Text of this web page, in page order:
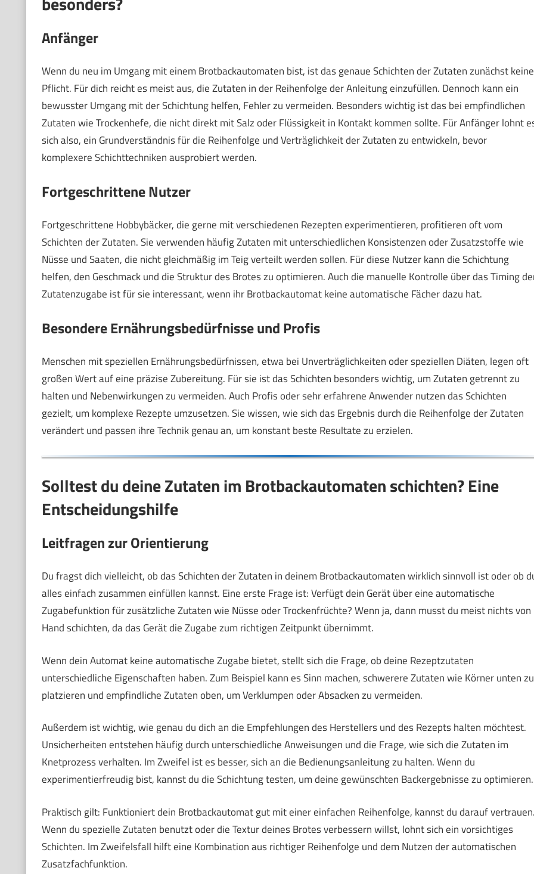
Anfänger
Wenn du neu im Umgang mit einem Brotbackautomaten bist, ist das genaue Schichten der Zutaten zunächst keine
Pflicht. Für dich reicht es meist aus, die Zutaten in der Reihenfolge der Anleitung einzufüllen. Dennoch kann ein
bewusster Umgang mit der Schichtung helfen, Fehler zu vermeiden. Besonders wichtig ist das bei empfindlichen
Zutaten wie Trockenhefe, die nicht direkt mit Salz oder Flüssigkeit in Kontakt kommen sollte. Für Anfänger lohnt
sich also, ein Grundverständnis für die Reihenfolge und Verträglichkeit der Zutaten zu entwickeln, bevor
komplexere Schichttechniken ausprobiert werden.
Fortgeschrittene Nutzer
Fortgeschrittene Hobbybäcker, die gerne mit verschiedenen Rezepten experimentieren, profitieren oft vom
Schichten der Zutaten. Sie verwenden häufig Zutaten mit unterschiedlichen Konsistenzen oder Zusatzstoffe wie
Nüsse und Saaten, die nicht gleichmäßig im Teig verteilt werden sollen. Für diese Nutzer kann die Schichtung
helfen, den Geschmack und die Struktur des Brotes zu optimieren. Auch die manuelle Kontrolle über das Timing
Zutatenzugabe ist für sie interessant, wenn ihr Brotbackautomat keine automatische Fächer dazu hat.
Besondere Ernährungsbedürfnisse und Profis
Menschen mit speziellen Ernährungsbedürfnissen, etwa bei Unverträglichkeiten oder speziellen Diäten, legen oft
großen Wert auf eine präzise Zubereitung. Für sie ist das Schichten besonders wichtig, um Zutaten getrennt zu
halten und Nebenwirkungen zu vermeiden. Auch Profis oder sehr erfahrene Anwender nutzen das Schichten
gezielt, um komplexe Rezepte umzusetzen. Sie wissen, wie sich das Ergebnis durch die Reihenfolge der Zutaten
verändert und passen ihre Technik genau an, um konstant beste Resultate zu erzielen.
Solltest du deine Zutaten im Brotbackautomaten schichten? Eine
Entscheidungshilfe
Leitfragen zur Orientierung
Du fragst dich vielleicht, ob das Schichten der Zutaten in deinem Brotbackautomaten wirklich sinnvoll ist oder ob
alles einfach zusammen einfüllen kannst. Eine erste Frage ist: Verfügt dein Gerät über eine automatische
Zugabefunktion für zusätzliche Zutaten wie Nüsse oder Trockenfrüchte? Wenn ja, dann musst du meist nichts von
Hand schichten, da das Gerät die Zugabe zum richtigen Zeitpunkt übernimmt.
Wenn dein Automat keine automatische Zugabe bietet, stellt sich die Frage, ob deine Rezeptzutaten
unterschiedliche Eigenschaften haben. Zum Beispiel kann es Sinn machen, schwerere Zutaten wie Körner unten zu
platzieren und empfindliche Zutaten oben, um Verklumpen oder Absacken zu vermeiden.
Außerdem ist wichtig, wie genau du dich an die Empfehlungen des Herstellers und des Rezepts halten möchtest.
Unsicherheiten entstehen häufig durch unterschiedliche Anweisungen und die Frage, wie sich die Zutaten im
Knetprozess verhalten. Im Zweifel ist es besser, sich an die Bedienungsanleitung zu halten. Wenn du
experimentierfreudig bist, kannst du die Schichtung testen, um deine gewünschten Backergebnisse zu optimieren.
Praktisch gilt: Funktioniert dein Brotbackautomat gut mit einer einfachen Reihenfolge, kannst du darauf
Wenn du spezielle Zutaten benutzt oder die Textur deines Brotes verbessern willst, lohnt sich ein vorsichtiges
Schichten. Im Zweifelsfall hilft eine Kombination aus richtiger Reihenfolge und dem Nutzen der automatischen
Zusatzfachfunktion.